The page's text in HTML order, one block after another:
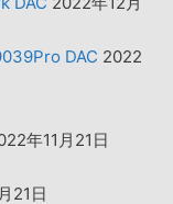
DAC 2022
年11月21日
21日